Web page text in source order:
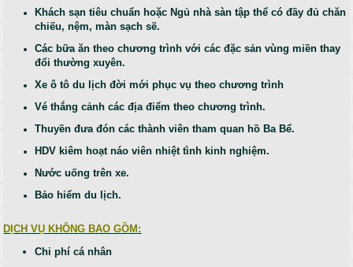
Khách sạn tiêu chuẩn hoặc Ngủ nhà sàn tập thể có đầy đủ chăn
chiếu, nệm, màn sạch sẽ.
Các bữa ăn theo chương trình với các đặc sản vùng miền thay
đổi thường xuyên.
Xe ô tô du lịch đời mới phục vụ theo chương trình
Vé thắng cảnh các địa điểm theo chương trình.
Thuyền đưa đón các thành viên tham quan hồ Ba Bể.
HDV kiêm hoạt náo viên nhiệt tình kinh nghiệm.
Nước uống trên xe.
Bảo hiểm du lịch.
DỊCH VỤ KHÔNG BAO GỒM:
Chi phí cá nhân